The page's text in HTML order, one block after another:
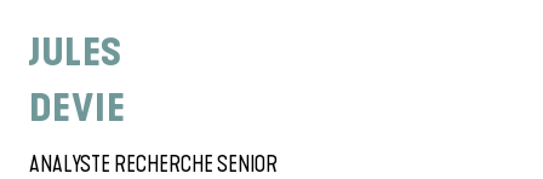
JULES
DEVIE
ANALYSTE RECHERCHE SENIOR